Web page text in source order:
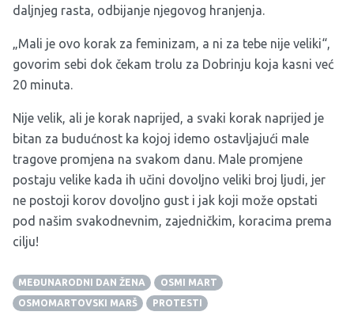
daljnjeg rasta, odbijanje njegovog hranjenja.
„Mali je ovo korak za feminizam, a ni za tebe nije veliki“,
govorim sebi dok čekam trolu za Dobrinju koja kasni već
20 minuta.
Nije velik, ali je korak naprijed, a svaki korak naprijed je
bitan za budućnost ka kojoj idemo ostavljajući male
tragove promjena na svakom danu. Male promjene
postaju velike kada ih učini dovoljno veliki broj ljudi, jer
ne postoji korov dovoljno gust i jak koji može opstati
pod našim svakodnevnim, zajedničkim, koracima prema
cilju!
MEĐUNARODNI DAN ŽENA
OSMI MART
OSMOMARTOVSKI MARŠ
PROTESTI